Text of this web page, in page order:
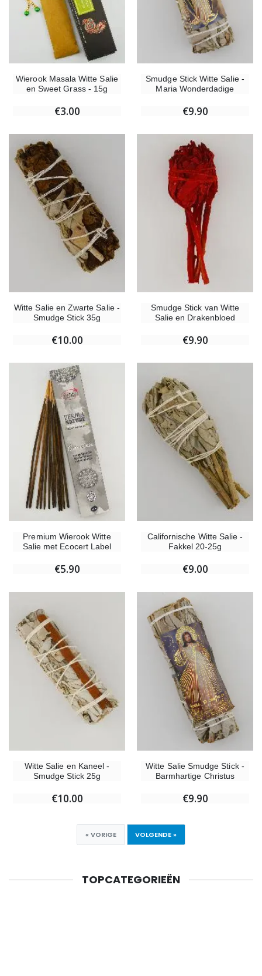
Wierook Masala Witte Salie
en Sweet Grass - 15g
€3.00
Smudge Stick Witte Salie -
Maria Wonderdadige
€9.90
Witte Salie en Zwarte Salie -
Smudge Stick 35g
€10.00
Smudge Stick van Witte
Salie en Drakenbloed
€9.90
Premium Wierook Witte
Salie met Ecocert Label
€5.90
Californische Witte Salie -
Fakkel 20-25g
€9.00
Witte Salie en Kaneel -
Smudge Stick 25g
€10.00
Witte Salie Smudge Stick -
Barmhartige Christus
€9.90
« VORIGE VOLGENDE »
TOPCATEGORIEËN